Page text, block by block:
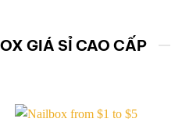
GIÁ SỈ CAO CẤP